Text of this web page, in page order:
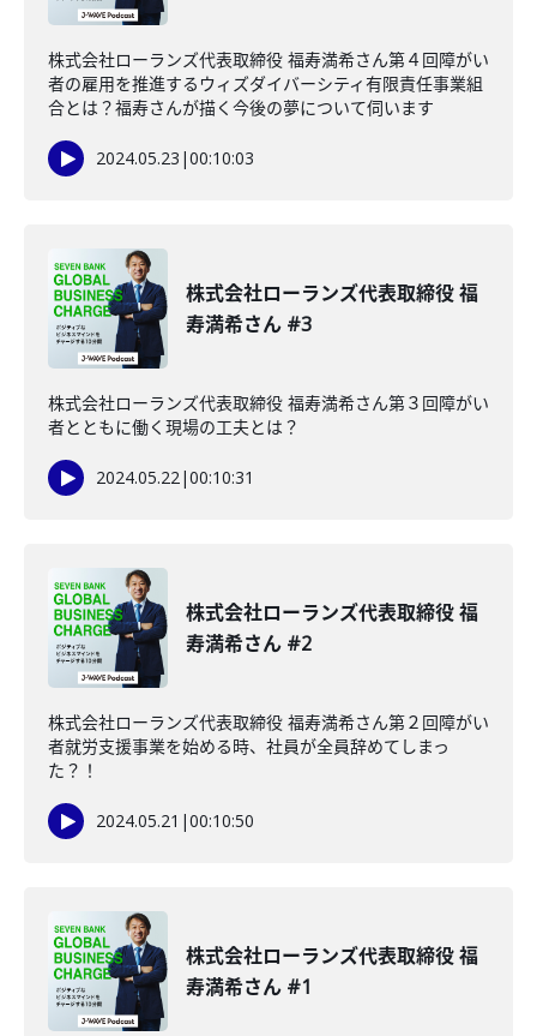
株式会社ローランズ代表取締役 福寿満希さん第４回障がい
者の雇用を推進するウィズダイバーシティ有限責任事業組
合とは？福寿さんが描く今後の夢について伺います
2024.05.23 |00:10:03
株式会社ローランズ代表取締役 福
寿満希さん #3
株式会社ローランズ代表取締役 福寿満希さん第３回障がい
者とともに働く現場の工夫とは？
2024.05.22|00:10:31
株式会社ローランズ代表取締役 福
寿満希さん #2
株式会社ローランズ代表取締役 福寿満希さん第２回障がい
者就労支援事業を始める時、社員が全員辞めてしまっ
た？！
2024.05.21 |00:10:50
株式会社ローランズ代表取締役 福
寿満希さん #1